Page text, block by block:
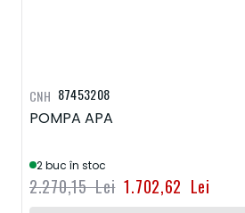
87453208
POMPA APA
2 buc în stoc
1.702,62 Lei
2.270,15 Lei
CNH